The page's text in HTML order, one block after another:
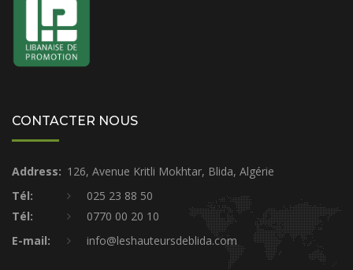
CONTACTER NOUS
Address: 126, Avenue Kritli Mokhtar, Blida, Algérie
Tél:
025 23 88 50
Tél:
0770 00 20 10
E-mail:
info@leshauteursdeblida.com